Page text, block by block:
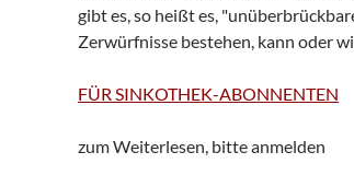
gibt es, so heißt es,
Zerwürfnisse bestehen, kann oder
FÜR SINKOTHEK-ABONNENTEN
zum Weiterlesen, bitte anmelden